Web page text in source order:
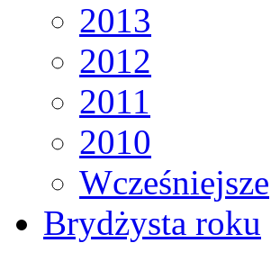
2013
2012
2011
2010
Wcześniejsze
Brydżysta roku